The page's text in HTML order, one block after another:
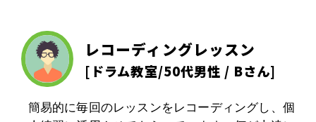
レコーディングレッスン
[ ドラム教室/50代男性 / Bさん]
簡易的に毎回のレッスンをレコーディングし、個